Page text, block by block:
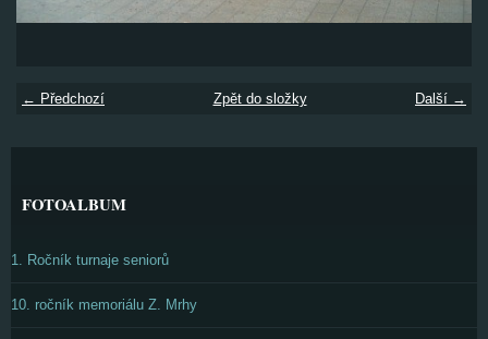
← Předchozí Další →
Zpět do složky
FOTOALBUM
1. Ročník turnaje seniorů
10. ročník memoriálu Z. Mrhy